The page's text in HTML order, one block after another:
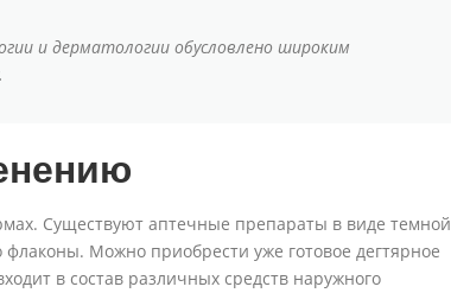
и дерматологии обусловлено широким
Существуют аптечные препараты в виде темной
Можно приобрести уже готовое дегтярное
в состав различных средств наружного